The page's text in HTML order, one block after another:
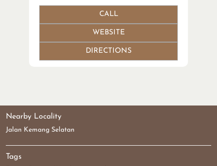
CALL
WEBSITE
DIRECTIONS
Nearby Locality
Jalan Kemang Selatan
Tags